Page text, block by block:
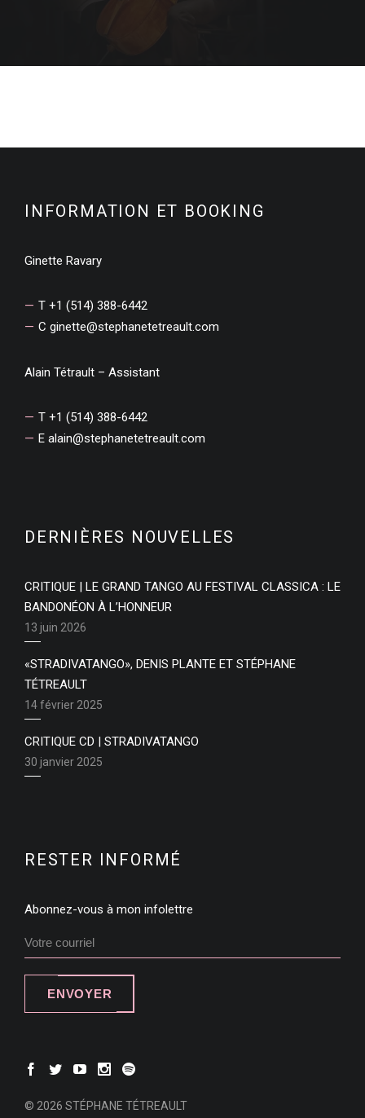
INFORMATION ET BOOKING
Ginette Ravary
T +1 (514) 388-6442
C ginette@stephanetetreault.com
Alain Tétrault – Assistant
T +1 (514) 388-6442
E alain@stephanetetreault.com
DERNIÈRES NOUVELLES
CRITIQUE | LE GRAND TANGO AU FESTIVAL CLASSICA : LE
BANDONÉON À L’HONNEUR
13 juin 2026
«STRADIVATANGO», DENIS PLANTE ET STÉPHANE
TÉTREAULT
14 février 2025
CRITIQUE CD | STRADIVATANGO
30 janvier 2025
RESTER INFORMÉ
Abonnez-vous à mon infolettre
ENVOYER
© 2026 STÉPHANE TÉTREAULT